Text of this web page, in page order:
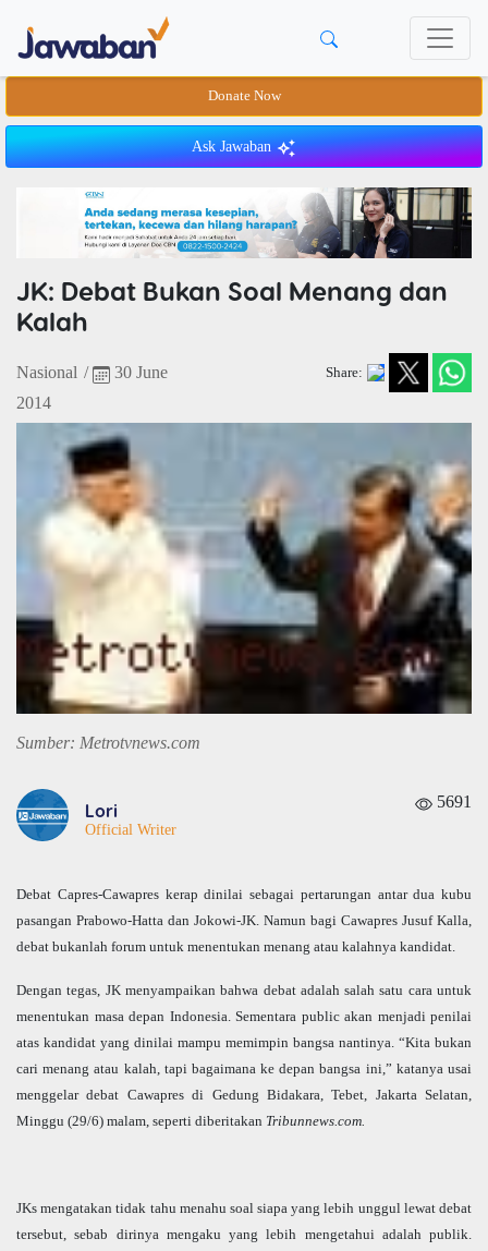
Donate Now
Ask Jawaban
JK: Debat Bukan Soal Menang dan
Kalah
Nasional /
30 June
2014
Share:
Sumber: Metrotvnews.com
Lori
Official Writer
5691
Debat Capres-Cawapres kerap dinilai sebagai pertarungan antar dua kubu
pasangan Prabowo-Hatta dan Jokowi-JK. Namun bagi Cawapres Jusuf Kalla,
debat bukanlah forum untuk menentukan menang atau kalahnya kandidat.
Dengan tegas, JK menyampaikan bahwa debat adalah salah satu cara untuk
menentukan masa depan Indonesia. Sementara public akan menjadi penilai
atas kandidat yang dinilai mampu memimpin bangsa nantinya. “Kita bukan
cari menang atau kalah, tapi bagaimana ke depan bangsa ini,” katanya usai
menggelar debat Cawapres di Gedung Bidakara, Tebet, Jakarta Selatan,
Minggu (29/6) malam, seperti diberitakan Tribunnews.com.
JKs mengatakan tidak tahu menahu soal siapa yang lebih unggul lewat debat
tersebut, sebab dirinya mengaku yang lebih mengetahui adalah publik.